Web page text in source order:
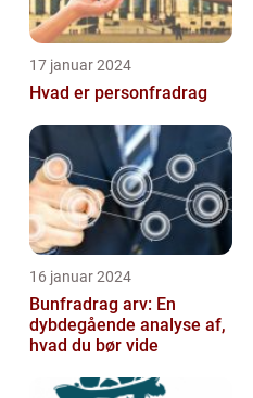
17 januar 2024
Hvad er personfradrag
16 januar 2024
Bunfradrag arv: En
dybdegående analyse af,
hvad du bør vide